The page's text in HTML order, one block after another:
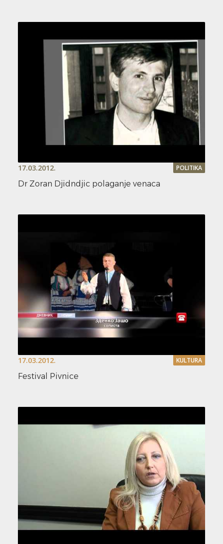
17.03.2012. POLITIKA
Dr Zoran Djidndjic polaganje venaca
17.03.2012. KULTURA
Festival Pivnice